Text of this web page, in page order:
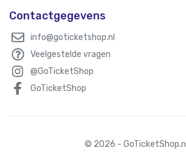
Contactgegevens
info@goticketshop.nl
Veelgestelde vragen
@GoTicketShop
GoTicketShop
© 2026 - GoTicketShop.nl